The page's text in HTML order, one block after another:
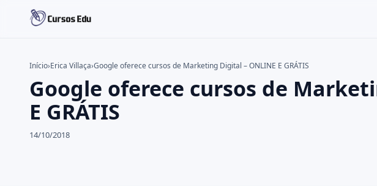
Buscar no site
Buscar por:
Pressione Enter para buscar ou ESC para fechar.
Início›Erica Villaça›Google oferece cursos de Marketing Digital – ONLINE E GRÁTIS
Google oferece cursos de
E GRÁTIS
14/10/2018